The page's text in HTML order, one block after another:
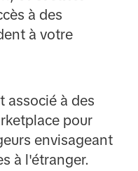
à des
à votre
associé à des
pour
envisageant
à l'étranger.